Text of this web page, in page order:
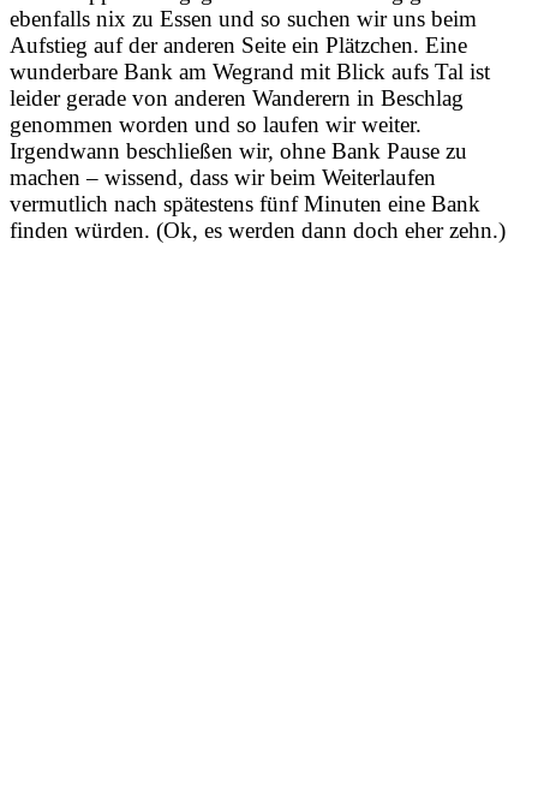
ebenfalls nix zu Essen und so suchen wir uns beim
Aufstieg auf der anderen Seite ein Plätzchen. Eine
wunderbare Bank am Wegrand mit Blick aufs Tal ist
leider gerade von anderen Wanderern in Beschlag
genommen worden und so laufen wir weiter.
Irgendwann beschließen wir, ohne Bank Pause zu
machen – wissend, dass wir beim Weiterlaufen
vermutlich nach spätestens fünf Minuten eine Bank
finden würden. (Ok, es werden dann doch eher zehn.)